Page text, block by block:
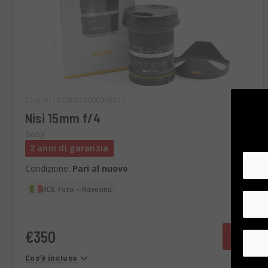
Nisi 15mm f/4
2 anni di garanzia
Condizione: Pari al nuovo
RCE Foto - Ravenna
€350
Cos’è incluso